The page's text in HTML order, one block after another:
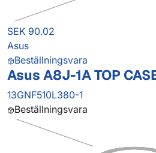
SEK 90.02
Asus
Beställningsvara
Asus A8J-1A TOP
13GNF510L380-1
Beställningsvara